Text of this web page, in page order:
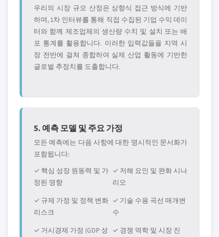
우리의 시장 규모 산정은 상향식 접근 방식에 기반
하며, 1차 인터뷰를 통해 직접 수집된 기업 수익 데이
터와 함께 제조업체의 생산량 수치 및 설치 또는 배
포 통계를 활용합니다. 이러한 입력값들을 지역 시
장 전반에 걸쳐 종합하여 실제 산업 활동에 기반한
글로벌 추정치를 도출합니다.
5. 예측 모델 및 주요 가정
모든 예측에는 다음 사항에 대한 명시적인 문서화가
포함됩니다:
✓ 핵심 성장 원동력 및 가
정된 영향
✓ 저해 요인 및 완화 시나
리오
✓ 규제 가정 및 정책 변화
리스크
✓ 기술 수용 곡선 매개변
수
✓ 거시경제 가정 (GDP 성
✓ 경쟁 역학 및 시장 진